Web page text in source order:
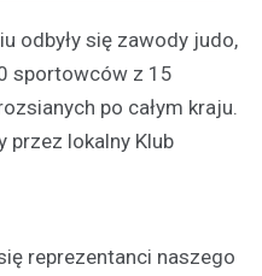
odbyły się zawody judo,
sportowców z 15
po całym kraju.
przez lokalny Klub
reprezentanci naszego